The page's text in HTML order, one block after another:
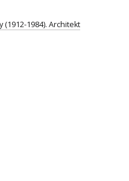
1984). Architekt